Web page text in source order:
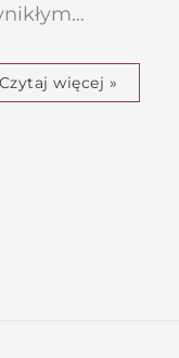
Czytaj więcej »